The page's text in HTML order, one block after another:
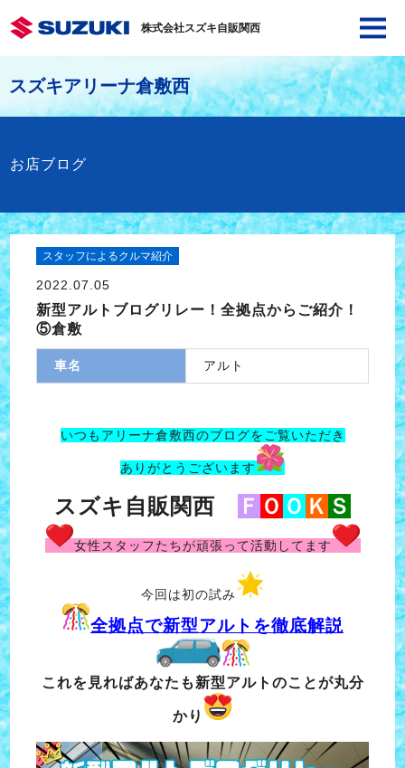
株式会社スズキ自販関西
スズキアリーナ倉敷西
お店ブログ
スタッフによるクルマ紹介
2022.07.05
新型アルトブログリレー！全拠点からご紹介！
⑤倉敷
車名 アルト
いつもアリーナ倉敷西のブログをご覧いただき
ありがとうございます
スズキ自販関西 Ｆ Ｏ Ｏ Ｋ Ｓ
女性スタッフたちが頑張って活動してます
今回は初の試み
全拠点で新型アルトを徹底解説
これを見ればあなたも新型アルトのことが丸分
かり